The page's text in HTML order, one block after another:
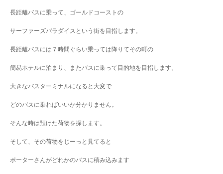
長距離バスに乗って、ゴールドコーストの
サーファーズパラダイスという街を目指します。
長距離バスには７時間ぐらい乗っては降りてその町の
簡易ホテルに泊まり、またバスに乗って目的地を目指します。
大きなバスターミナルになると大変で
どのバスに乗ればいいか分かりません。
そんな時は預けた荷物を探します。
そして、その荷物をじーっと見てると
ポーターさんがどれかのバスに積み込みます